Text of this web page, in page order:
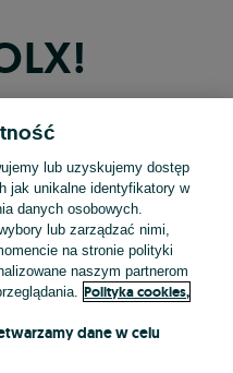
Facebooka
konto Apple
konto Google
lub uzyskujemy dostęp
jak unikalne identyfikatory w
danych osobowych.
lub zarządzać nimi,
na stronie polityki
naszym partnerom
Polityka cookies,
dane w celu